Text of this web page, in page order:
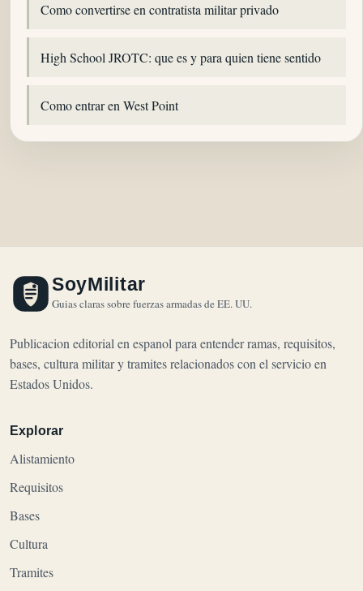
Como convertirse en contratista militar privado
High School JROTC: que es y para quien tiene sentido
Como entrar en West Point
SoyMilitar
Guias claras sobre fuerzas armadas de EE. UU.
Publicacion editorial en espanol para entender ramas, requisitos,
bases, cultura militar y tramites relacionados con el servicio en
Estados Unidos.
Explorar
Alistamiento
Requisitos
Bases
Cultura
Tramites